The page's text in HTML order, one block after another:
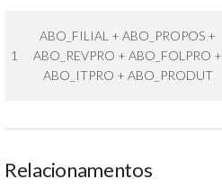
1
ABO_FILIAL + ABO_PROPOS +
ABO_REVPRO + ABO_FOLPRO +
ABO_ITPRO + ABO_PRODUT
Relacionamentos